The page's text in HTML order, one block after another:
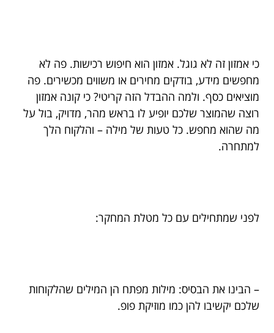
כי אמזון זה לא גוגל. אמזון הוא חיפוש רכישות. פה לא
מחפשים מידע, בודקים מחירים או משווים מכשירים. פה
מוציאים כסף. ולמה ההבדל הזה קריטי? כי קונה אמזון
רוצה שהמוצר שלכם יופיע לו בראש מהר, מדויק, בול על
מה שהוא מחפש. כל טעות של מילה – והלקוח הלך
למתחרה.
לפני שמתחילים עם כל מטלת המחקר:
– הבינו את הבסיס: מילות מפתח הן המילים שהלקוחות
שלכם יקשיבו להן כמו מוזיקת פופ.